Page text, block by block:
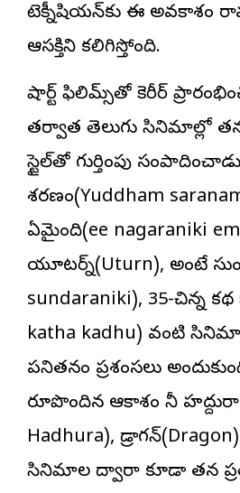
టెక్నీషియన్‌కు ఈ అవకాశం
ఆసక్తిని కలిగిస్తోంది.
షార్ట్ ఫిలిమ్స్‌తో కెరీర్
తర్వాత తెలుగు సినిమాల్లో తన
స్టైల్‌తో గుర్తింపు
శరణం(Yuddham
ఏమైంది(ee nagaraniki
యూటర్న్(Uturn), అంటే
sundaraniki), 35-చిన్న
katha kadhu) వంటి
పనితనం ప్రశంసలు
రూపొందిన ఆకాశం నీ
Hadhura),
సినిమాల ద్వారా కూడా తన